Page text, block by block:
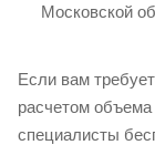
Московской
Если вам
расчетом
специалисты